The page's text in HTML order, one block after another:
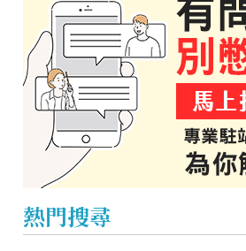
熱門搜尋